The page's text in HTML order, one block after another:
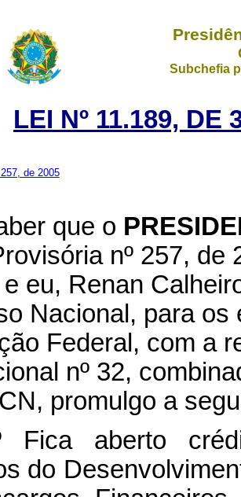
Subchefia
LEI Nº 11.189, DE
de 2005
que o
nº 257,
eu, Renan
Nacional, para
Federal, com a
nº 32,
promulgo a
Fica aberto
do